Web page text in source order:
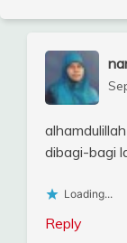
dibagi-bagi
Loading...
Reply